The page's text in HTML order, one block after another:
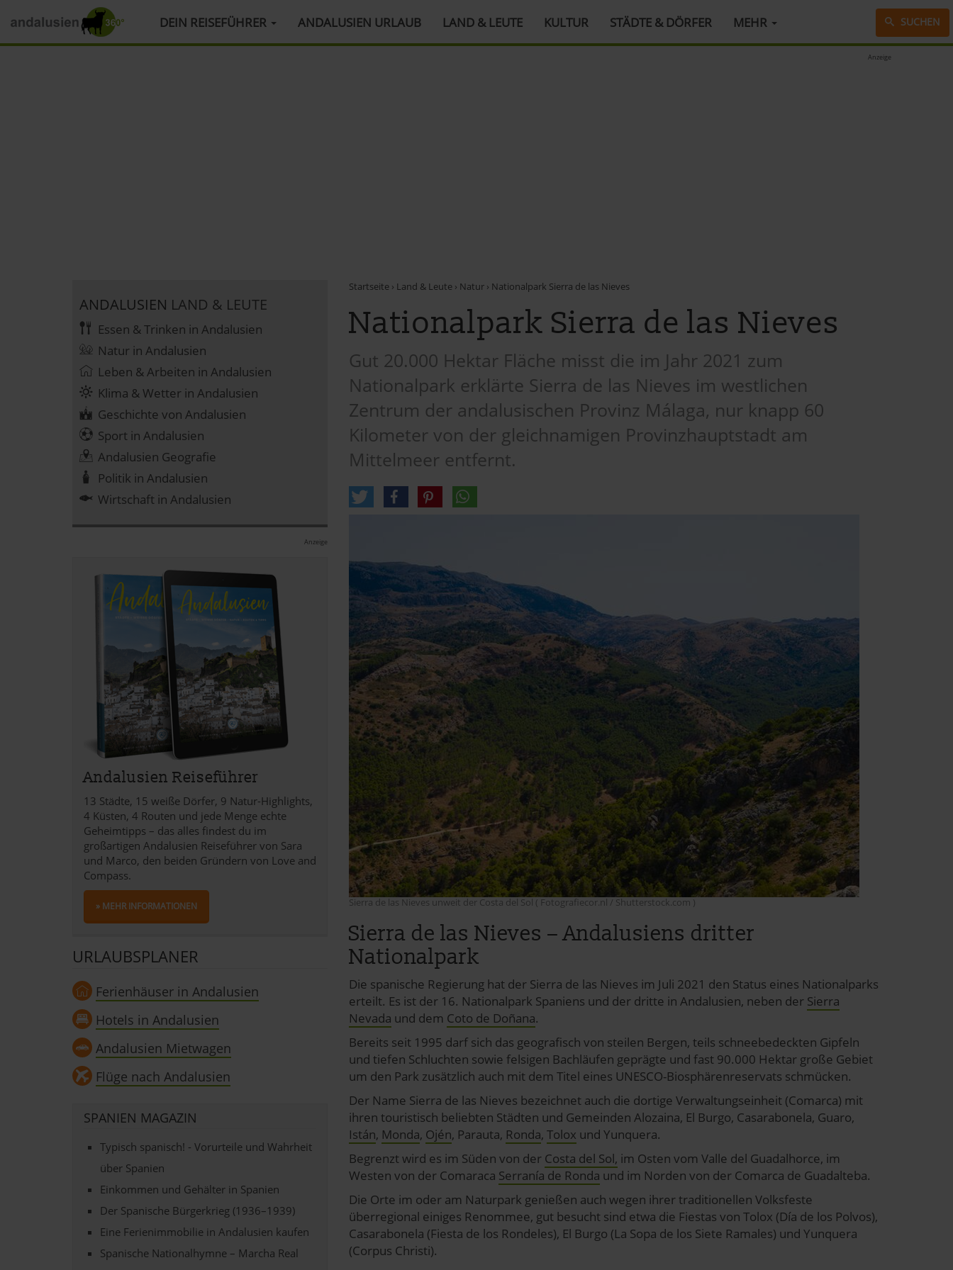
HAUPTMENÜ DEIN REISEFÜHRER ANDALUSIEN URLAUB LAND & LEUTE KULTUR STÄDTE & DÖRFER MEHR SUCHEN
Anzeige
Startseite › Land & Leute › Natur › Nationalpark Sierra de las Nieves
Nationalpark Sierra de las Nieves
Gut 20.000 Hektar Fläche misst die im Jahr 2021 zum
Nationalpark erklärte Sierra de las Nieves im westlichen
Zentrum der andalusischen Provinz Málaga, nur knapp 60
Kilometer von der gleichnamigen Provinzhauptstadt am
Mittelmeer entfernt.
Sierra de las Nieves unweit der Costa del Sol ( Fotografiecor.nl / Shutterstock.com )
Sierra de las Nieves – Andalusiens dritter
Nationalpark
Die spanische Regierung hat der Sierra de las Nieves im Juli 2021 den Status eines Nationalparks
erteilt. Es ist der 16. Nationalpark Spaniens und der dritte in Andalusien, neben der Sierra
Nevada und dem Coto de Doñana.
Bereits seit 1995 darf sich das geografisch von steilen Bergen, teils schneebedeckten Gipfeln
und tiefen Schluchten sowie felsigen Bachläufen geprägte und fast 90.000 Hektar große Gebiet
um den Park zusätzlich auch mit dem Titel eines UNESCO-Biosphärenreservats schmücken.
Der Name Sierra de las Nieves bezeichnet auch die dortige Verwaltungseinheit (Comarca) mit
ihren touristisch beliebten Städten und Gemeinden Alozaina, El Burgo, Casarabonela, Guaro,
Istán, Monda, Ojén, Parauta, Ronda, Tolox und Yunquera.
Begrenzt wird es im Süden von der Costa del Sol, im Osten vom Valle del Guadalhorce, im
Westen von der Comaraca Serranía de Ronda und im Norden von der Comarca de Guadalteba.
Die Orte im oder am Naturpark genießen auch wegen ihrer traditionellen Volksfeste
überregional einiges Renommee, gut besucht sind etwa die Fiestas von Tolox (Día de los Polvos),
Casarabonela (Fiesta de los Rondeles), El Burgo (La Sopa de los Siete Ramales) und Yunquera
(Corpus Christi).
ANDALUSIEN LAND & LEUTE
Essen & Trinken in Andalusien
Natur in Andalusien
Leben & Arbeiten in Andalusien
Klima & Wetter in Andalusien
Geschichte von Andalusien
Sport in Andalusien
Andalusien Geografie
Politik in Andalusien
Wirtschaft in Andalusien
Anzeige
Andalusien Reiseführer
13 Städte, 15 weiße Dörfer, 9 Natur-Highlights,
4 Küsten, 4 Routen und jede Menge echte
Geheimtipps – das alles findest du im
großartigen Andalusien Reiseführer von Sara
und Marco, den beiden Gründern von Love and
Compass.
» MEHR INFORMATIONEN
URLAUBSPLANER
Ferienhäuser in Andalusien
Hotels in Andalusien
Andalusien Mietwagen
Flüge nach Andalusien
SPANIEN MAGAZIN
Typisch spanisch! - Vorurteile und Wahrheit
über Spanien
Einkommen und Gehälter in Spanien
Der Spanische Bürgerkrieg (1936–1939)
Eine Ferienimmobilie in Andalusien kaufen
Spanische Nationalhymne – Marcha Real